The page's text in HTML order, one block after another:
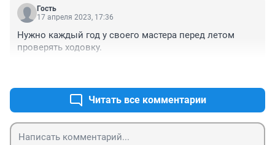
Гость
17 апреля 2023, 17:36
Нужно каждый год у своего мастера перед летом
проверять ходовку.
Читать все комментарии